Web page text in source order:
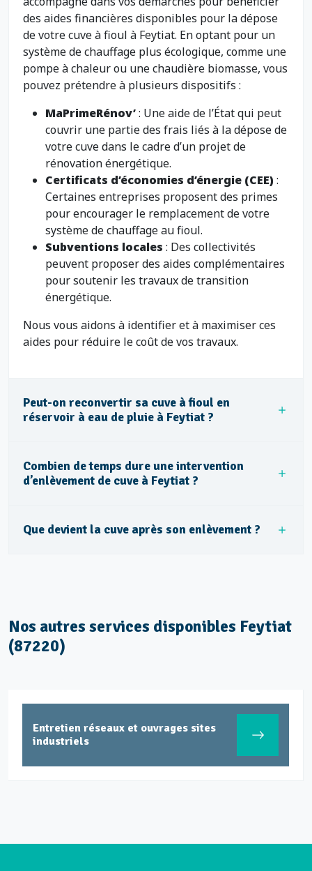
des aides financières disponibles pour la dépose
de votre cuve à fioul à Feytiat. En optant pour un
système de chauffage plus écologique, comme une
pompe à chaleur ou une chaudière biomasse, vous
pouvez prétendre à plusieurs dispositifs :
MaPrimeRénov’: Une aide de l’État qui peut
couvrir une partie des frais liés à la dépose de
votre cuve dans le cadre d’un projet de
rénovation énergétique.
Certificats d’économies d’énergie (CEE) :
Certaines entreprises proposent des primes
pour encourager le remplacement de votre
système de chauffage au fioul.
Subventions locales : Des collectivités
peuvent proposer des aides complémentaires
pour soutenir les travaux de transition
énergétique.
Nous vous aidons à identifier et à maximiser ces
aides pour réduire le coût de vos travaux.
Peut-on reconvertir sa cuve à fioul en
réservoir à eau de pluie à Feytiat ?
Combien de temps dure une intervention
d’enlèvement de cuve à Feytiat ?
Que devient la cuve après son enlèvement ?
Nos autres services disponibles Feytiat
(87220)
Entretien réseaux et ouvrages sites
industriels